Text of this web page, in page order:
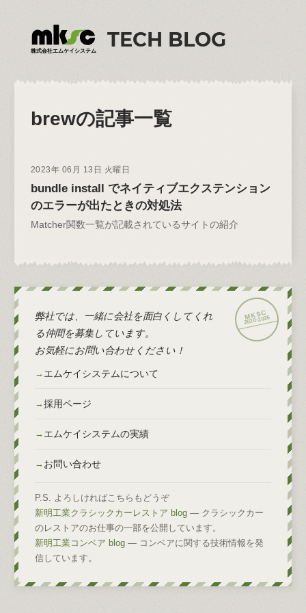
株式会社エムケイシステム TECH BLOG
brewの記事一覧
2023年 06月 13日 火曜日
bundle install でネイティブエクステンション
のエラーが出たときの対処法
Matcher関数一覧が記載されているサイトの紹介
2020-2026
弊社では、一緒に会社を面白くしてくれ
る仲間を募集しています。
お気軽にお問い合わせください！
エムケイシステムについて
採用ページ
エムケイシステムの実績
お問い合わせ
P.S. よろしければこちらもどうぞ
新明工業クラシックカーレストア blog — クラシックカー
のレストアのお仕事の一部を公開しています。
新明工業コンベア blog — コンベアに関する技術情報を発
信しています。